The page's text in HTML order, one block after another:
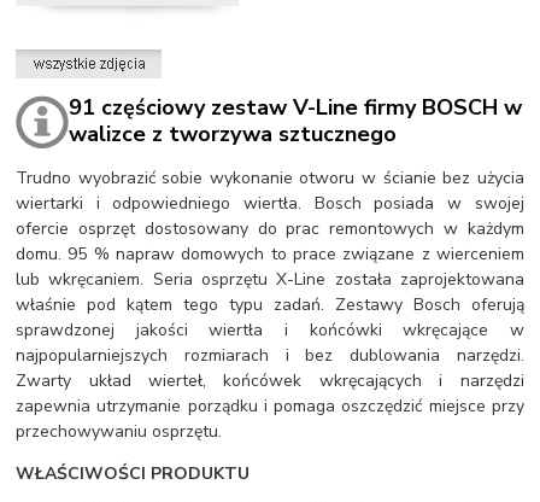
91 częściowy zestaw V-Line firmy BOSCHw
walizce z tworzywa sztucznego
Trudno wyobrazić sobie wykonanie otworu w ścianie bez użycia
wiertarki i odpowiedniego wiertła. Bosch posiada w swojej
ofercie osprzęt dostosowany do prac remontowych w każdym
domu. 95 % napraw domowych to prace związane z wierceniem
lub wkręcaniem. Seria osprzętu X-Line została zaprojektowana
właśnie pod kątem tego typu zadań. Zestawy Bosch oferują
sprawdzonej jakości wiertła i końcówki wkręcające w
najpopularniejszych rozmiarach i bez dublowania narzędzi.
Zwarty układ wierteł, końcówek wkręcających i narzędzi
zapewnia utrzymanie porządku i pomaga oszczędzić miejsce przy
przechowywaniu osprzętu.
WŁAŚCIWOŚCI PRODUKTU